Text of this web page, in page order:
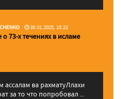
30.01.2025, 15:22
73-х течениях в исламе
за то что попробовал ...